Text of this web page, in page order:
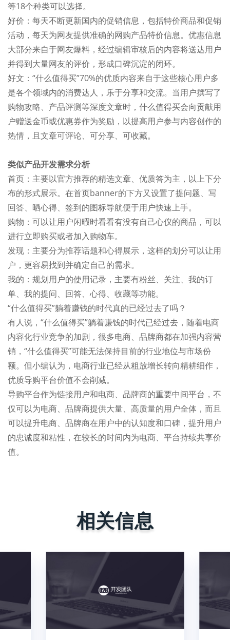
等18个种类可以选择。
好价：每天不断更新国内的促销信息，包括特价商品和促销
活动，每天为网友提供准确的网购产品特价信息。优惠信息
大部分来自于网友爆料，经过编辑审核后的内容将送达用户
并得到大量网友的评价，形成口碑沉淀的闭环。
好文：“什么值得买”70%的优质内容来自于这些核心用户多
是各个领域内的消费达人，乐于分享和交流。当用户撰写了
购物攻略、产品评测等深度文章时，什么值得买会向贡献用
户赠送金币或优惠券作为奖励，以提高用户参与内容创作的
热情，且文章可评论、可分享、可收藏。
类似产品开发需求分析
首页：主要以官方推荐的精选文章、优质答为主，以上下分
布的形式展示。在首页banner的下方又设置了提问题、写
回答、晒心得、签到的图标导航便于用户快速上手。
购物：可以让用户闲暇时看看有没有自己心仪的商品，可以
进行立即购买或者加入购物车。
发现：主要分为推荐话题和心得展示，这样的划分可以让用
户，更容易找到并确定自己的需求。
我的：规划用户的使用记录，主要有粉丝、关注、我的订
单、我的提问、回答、心得、收藏等功能。
“什么值得买”躺着赚钱的时代真的已经过去了吗？
有人说，“什么值得买”躺着赚钱的时代已经过去，随着电商
内容化行业竞争的加剧，很多电商、品牌商都在加强内容营
销，“什么值得买”可能无法保持目前的行业地位与市场份
额。但小编认为，电商行业已经从粗放增长转向精耕细作，
优质导购平台价值不会削减。
导购平台作为链接用户和电商、品牌商的重要中间平台，不
仅可以为电商、品牌商提供大量、高质量的用户全体，而且
可以提升电商、品牌商在用户中的认知度和口碑，提升用户
的忠诚度和粘性，在较长的时间内为电商、平台持续共享价
值。
相关信息